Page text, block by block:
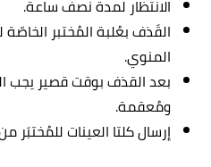
الانتظار لمدة نصف ساعة.
القَذف بعُلبة المُختبر
المنوي.
بعد القذف بوقت قصير يجب
ومُعقمة.
إرسال كلتا العينات